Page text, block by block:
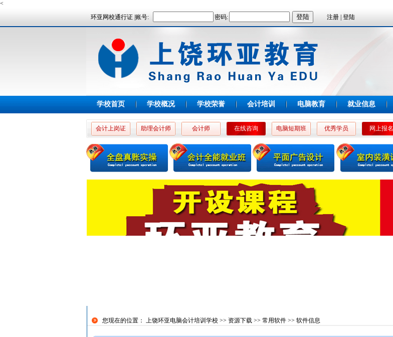
<
环亚网校通行证 |账号:
密码: 注册 | 登陆
学校首页 学校概况 学校荣誉 会计培训 电脑教育 就业信息
会计上岗证 助理会计师 会计师 在线咨询 电脑短期班 优秀学员 网上报名
您现在的位置： 上饶环亚电脑会计培训学校 >> 资源下载 >> 常用软件 >> 软件信息